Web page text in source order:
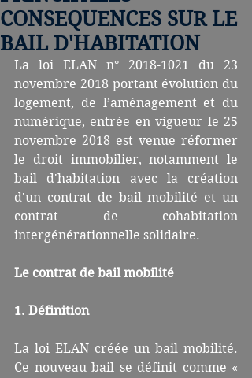
CONSEQUENCES SUR LE
BAIL D'HABITATION
La loi ELAN n° 2018-1021 du 23
novembre 2018 portant évolution du
logement, de l’aménagement et du
numérique, entrée en vigueur le 25
novembre 2018 est venue réformer
le droit immobilier, notamment le
bail d'habitation avec la création
d'un contrat de bail mobilité et un
contrat de cohabitation
intergénérationnelle solidaire.
Le contrat de bail mobilité
1. Définition
La loi ELAN créée un bail mobilité.
Ce nouveau bail se définit comme «